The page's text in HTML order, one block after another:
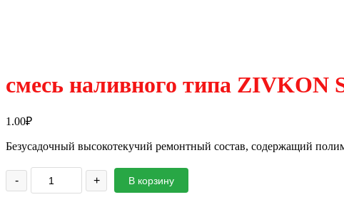
смесь наливного типа ZIVKON
1.00₽
Безусадочный высокотекучий ремонтный состав, содержащий
- + В корзину